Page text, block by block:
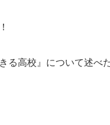
る高校』について述べ